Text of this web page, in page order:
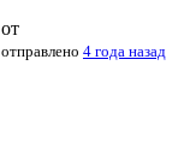
от
отправлено 4 года назад